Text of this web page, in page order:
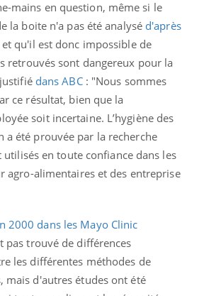
mains en question, même si le
la boite n'a pas été analysé d'après
qu'il est donc impossible de
retrouvés sont dangereux pour la
dans ABC: "Nous sommes
ce résultat, bien que la
soit incertaine. L’hygiène des
a été prouvée par la recherche
en toute confiance dans les
agro-alimentaires et des entreprise
2000 dans les Mayo Clinic
pas trouvé de différences
les différentes méthodes de
mais d'autres études ont été